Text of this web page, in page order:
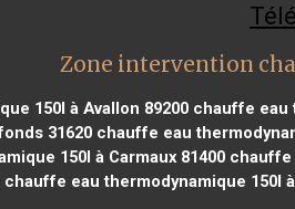
Zone intervention
150l à Avallon 89200chauffe eau
31620chauffe eau
150l à Carmaux 81400chauffe
chauffe eau thermodynamique 150l